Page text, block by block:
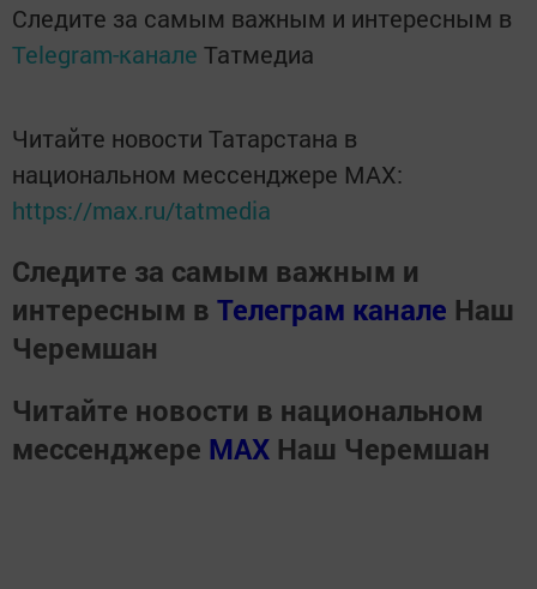
Следите за самым важным и интересным в
Telegram-канале Татмедиа
Читайте новости Татарстана в
национальном мессенджере MАХ:
https://max.ru/tatmedia
Следите за самым важным и
интересным в Телеграм канале Наш
Черемшан
Читайте новости в национальном
мессенджере MАХ Наш Черемшан